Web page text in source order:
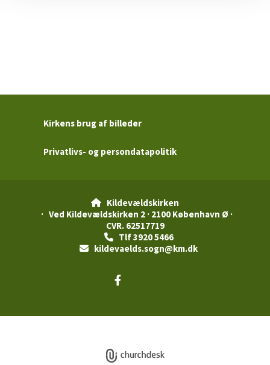
Kirkens brug af billeder
Privatlivs- og persondatapolitik

Kildevældskirken
· Ved Kildevældskirken 2 · 2100 København Ø ·
CVR. 62517719
Tlf 3920 5466
 kildevaelds.sogn@km.dk